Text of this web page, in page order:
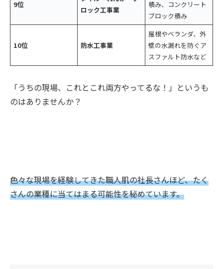
9位
ロック工事業
積み、コンクリート
ブロック積み
10位 防水工事業
屋根やベランダ、外
壁の水漏れを防ぐア
スファルト防水など
「うちの現場、これとこれ両方やってるな！」というも
のはありませんか？
色々な現場を経験してきた職人肌の社長さんほど、たく
さんの業種に当てはまる可能性を秘めています。